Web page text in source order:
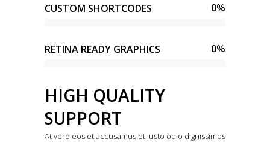
CUSTOM SHORTCODES 0%
RETINA READY GRAPHICS 0%
HIGH QUALITY
SUPPORT
At vero eos et accusamus et iusto odio dignissimos